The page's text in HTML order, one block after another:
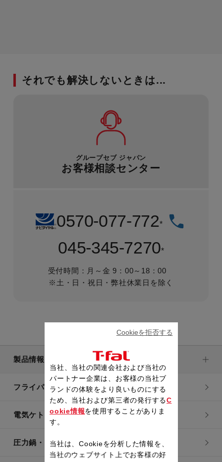
それでも解決しないときは...
グループセブ ジャパン
お客様相談センター
0570-077-772*
045-345-7270*
受付時間：月～金 9：00～18：00
※土・日・祝日・弊社休業日を除く
製品情報
フライパン・鍋
電気ケトル
圧力鍋・電気圧力鍋
当社、当社の関連会社および当社の
パートナー企業は、お客様の当社ブ
ランドの体験をより良いものにする
ため、当社および第三者の発行するC
ookie情報を使用することがありま
す。
当社は、Cookieを分析した情報を、
当社のウェブサイト上でお客様の好
Cookieを拒否する